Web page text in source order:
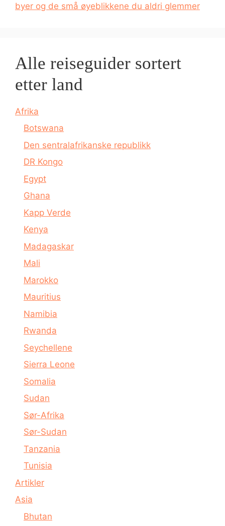
byer og de små øyeblikkene du aldri glemmer
Alle reiseguider sortert
etter land
Afrika
Botswana
Den sentralafrikanske republikk
DR Kongo
Egypt
Ghana
Kapp Verde
Kenya
Madagaskar
Mali
Marokko
Mauritius
Namibia
Rwanda
Seychellene
Sierra Leone
Somalia
Sudan
Sør-Afrika
Sør-Sudan
Tanzania
Tunisia
Artikler
Asia
Bhutan